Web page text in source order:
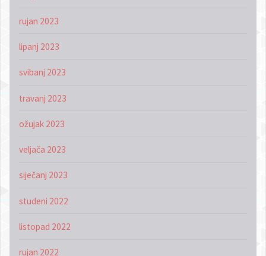
rujan 2023
lipanj 2023
svibanj 2023
travanj 2023
ožujak 2023
veljača 2023
siječanj 2023
studeni 2022
listopad 2022
rujan 2022